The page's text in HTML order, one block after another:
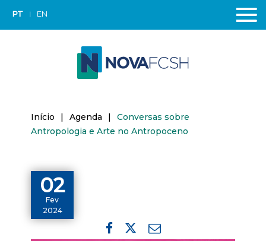
PT EN
Início | Agenda |
Conversas sobre
Antropologia e Arte no Antropoceno
02
Fev
2024